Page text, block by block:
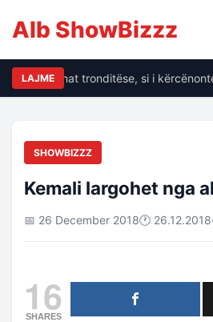
Alb ShowBizzz
LAJME
të dhënat tronditëse, si i
SHOWBIZZZ
Kemali largohet nga
📅 26 December 2018🕐 26.12.2018
16
SHARES